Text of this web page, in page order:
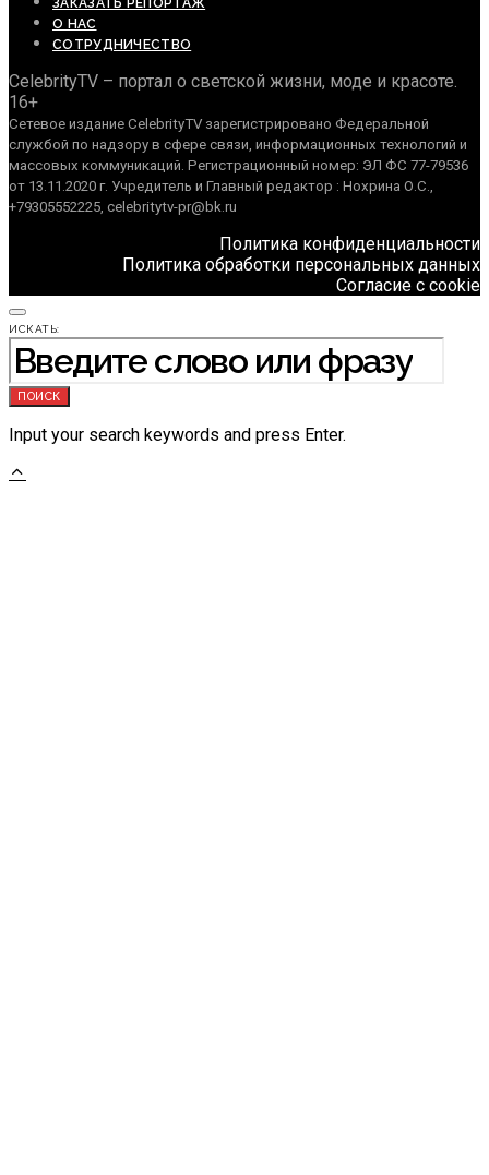
О НАС
СОТРУДНИЧЕСТВО
CelebrityTV – портал о светской жизни, моде и красоте.
16+
Сетевое издание CelebrityTV зарегистрировано Федеральной
службой по надзору в сфере связи, информационных технологий и
массовых коммуникаций. Регистрационный номер: ЭЛ ФС 77-79536
от 13.11.2020 г. Учредитель и Главный редактор : Нохрина О.С.,
+79305552225, celebritytv-pr@bk.ru
Политика конфиденциальности
Политика обработки персональных данных
Согласие с cookie
ИСКАТЬ:
ПОИСК
Input your search keywords and press Enter.